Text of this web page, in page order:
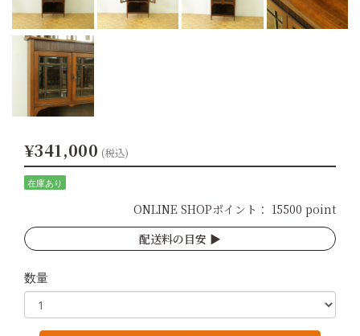
¥341,000 (税込)
在庫あり
ONLINE SHOPポイント： 15500 point
配送料の目安 ▶︎
数量